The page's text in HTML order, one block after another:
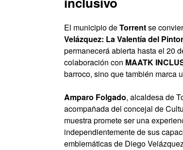
El municipio deTorrentse
Velázquez: La Valentía del
permanecerá abierta hasta el 20
colaboración con MAATK
barroco, sino que también marca
Amparo Folgado, alcaldesa de
acompañada del concejal de
muestra promete ser una
independientemente de sus
emblemáticas de Diego